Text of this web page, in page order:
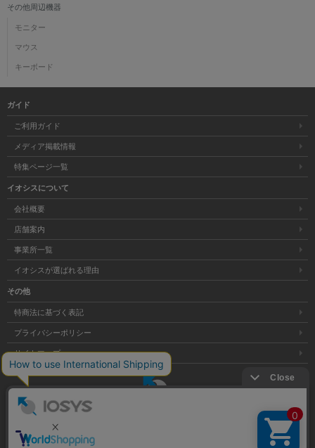
その他周辺機器
モニター
マウス
キーボード
ガイド
ご利用ガイド
メディア掲載情報
特集ページ一覧
イオシスについて
会社概要
店舗案内
事業所一覧
イオシスが選ばれる理由
その他
特商法に基づく表記
プライバシーポリシー
サイトマップ